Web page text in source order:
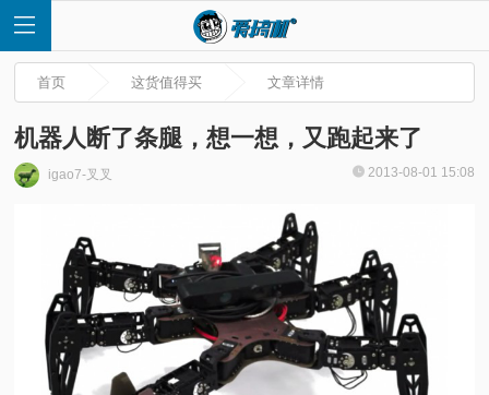
首页 这货值得买 文章详情
机器人断了条腿，想一想，又跑起来了
igao7-叉叉 2013-08-01 15:08